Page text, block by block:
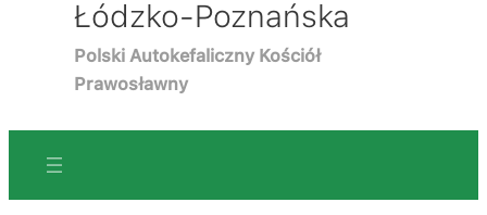
Łódzko-Poznańska
Polski Autokefaliczny Kościół
Prawosławny